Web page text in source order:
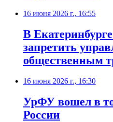
16 июня 2026 г., 16:55
В
запретить
общественным
16 июня 2026 г., 16:30
УрФУ вошел в
России